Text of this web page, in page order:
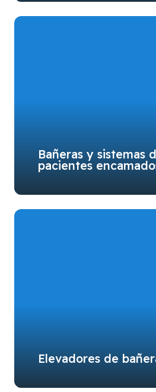
Bañeras y sistemas
pacientes
Elevadores de